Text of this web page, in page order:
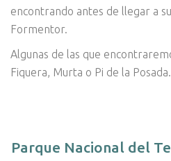
encontrando antes de llegar a
Formentor.
Algunas de las que
Fiquera, Murta o Pi de la Posada.
Parque Nacional del